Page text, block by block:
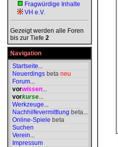
Fragwürdige Inhalte
VH e.V.
Gezeigt werden alle Foren
bis zur Tiefe 2
Navigation
Startseite...
Neuerdings beta neu
Forum...
vorwissen...
vorkurse...
Werkzeuge...
Nachhilfevermittlung beta...
Online-Spiele beta
Suchen
Verein...
Impressum